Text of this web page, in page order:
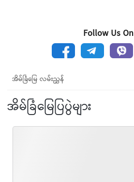
Follow Us On
အိမ်ခြံမြေ လမ်းညွှန်
အိမ်ခြံမြေပြပွဲများ